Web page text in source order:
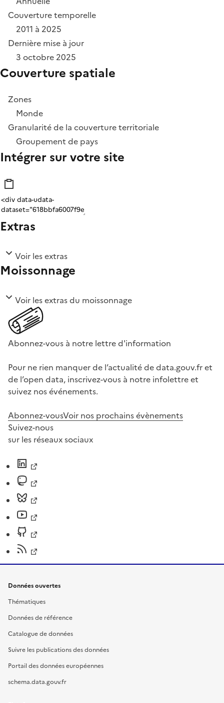
Couverture temporelle
2011 à 2025
Dernière mise à jour
3 octobre 2025
Couverture spatiale
Zones
Monde
Granularité de la couverture territoriale
Groupement de pays
Intégrer sur votre site
Extras
Voir les extras
Moissonnage
Voir les extras du moissonnage
Abonnez-vous à notre lettre d'information
Pour ne rien manquer de l’actualité de data.gouv.fr et
de l’open data, inscrivez-vous à notre infolettre et
suivez nos événements.
Abonnez-vousVoir nos prochains évènements
Suivez-nous
sur les réseaux sociaux
Données ouvertes
Thématiques
Données de référence
Catalogue de données
Suivre les publications des données
Portail des données européennes
schema.data.gouv.fr